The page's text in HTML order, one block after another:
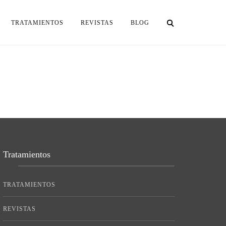
TRATAMIENTOS REVISTAS BLOG
Tratamientos
TRATAMIENTOS
REVISTAS